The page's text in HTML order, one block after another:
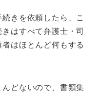
きを依頼したら、こ
はすべて弁護士・司
はほとんど何もする
どないので、書類集